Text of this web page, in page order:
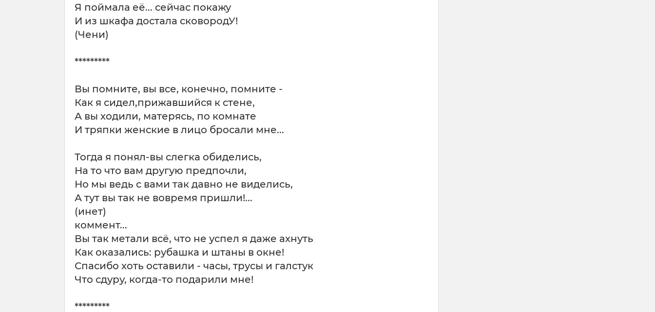
Я поймала её... сейчас покажу
И из шкафа достала сковородУ!
(Чени)
*********
Вы помните, вы все, конечно, помните -
Как я сидел,прижавшийся к стене,
А вы ходили, матерясь, по комнате
И тряпки женские в лицо бросали мне...
Тогда я понял-вы слегка обиделись,
На то что вам другую предпочли,
Но мы ведь с вами так давно не виделись,
А тут вы так не вовремя пришли!...
(инет)
коммент...
Вы так метали всё, что не успел я даже ахнуть
Как оказались: рубашка и штаны в окне!
Спасибо хоть оставили - часы, трусы и галстук
Что сдуру, когда-то подарили мне!
*********